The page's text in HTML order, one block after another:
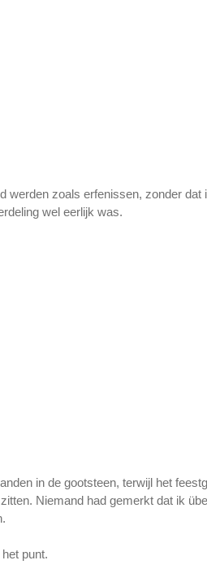
werden zoals erfenissen, zonder dat
wel eerlijk was.
in de gootsteen, terwijl het
Niemand had gemerkt dat ik
punt.